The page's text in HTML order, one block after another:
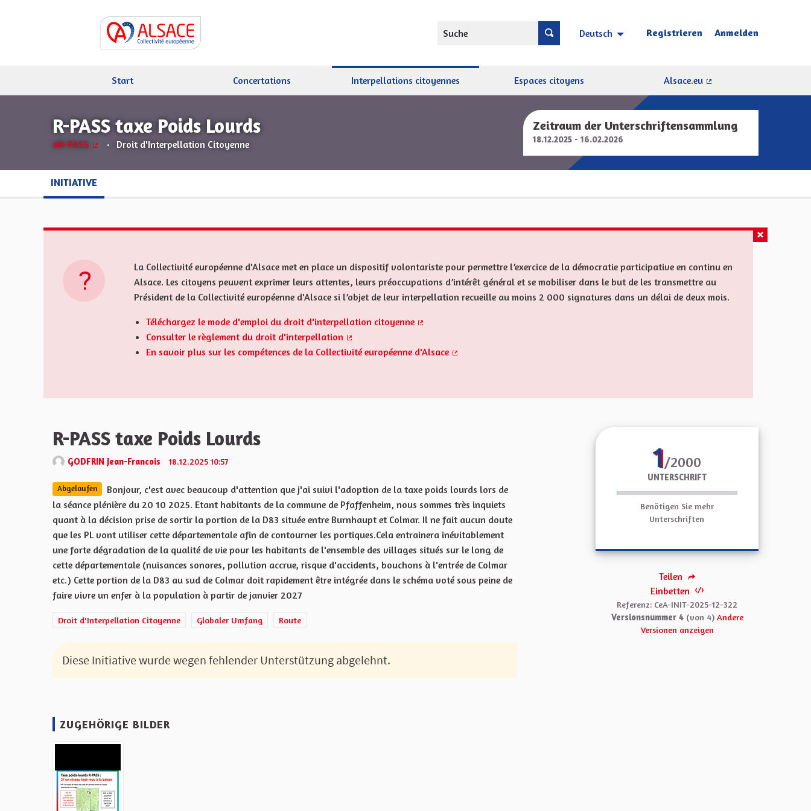
Suche Deutsch Choisir la langue Sprache wählen
Registrieren Anmelden
Start Concertations Interpellations citoyennes Espaces citoyens
Alsace.eu
R-PASS taxe Poids Lourds
#R-PASS
Droit d'Interpellation Citoyenne
Zeitraum der Unterschriftensammlung
18.12.2025 - 16.02.2026
INITIATIVE
La Collectivité européenne d'Alsace met en place un dispositif volontariste pour permettre l’exercice de la démocratie participative en continu en
Alsace. Les citoyens peuvent exprimer leurs attentes, leurs préoccupations d’intérêt général et se mobiliser dans le but de les transmettre au
Président de la Collectivité européenne d'Alsace si l’objet de leur interpellation recueille au moins 2 000 signatures dans un délai de deux mois.
Téléchargez le mode d'emploi du droit d'interpellation citoyenne
Consulter le règlement du droit d'interpellation
(Externer Link)
En savoir plus sur les compétences de la Collectivité européenne d'Alsace
1/2000
UNTERSCHRIFT
Benötigen Sie mehr
Unterschriften
Teilen
Einbetten
Referenz: CeA-INIT-2025-12-322
Versionsnummer 4(von 4) Andere
Versionen anzeigen
R-PASS taxe Poids Lourds
GODFRIN Jean-Francois 18.12.2025 10:57
Abgelaufen
Bonjour, c'est avec beaucoup d'attention que j'ai suivi l'adoption de la taxe poids lourds lors de
la séance plénière du 20 10 2025. Etant habitants de la commune de Pfaffenheim, nous sommes très inquiets
quant à la décision prise de sortir la portion de la D83 située entre Burnhaupt et Colmar. Il ne fait aucun doute
que les PL vont utiliser cette départementale afin de contourner les portiques.Cela entrainera inévitablement
une forte dégradation de la qualité de vie pour les habitants de l'ensemble des villages situés sur le long de
cette départementale (nuisances sonores, pollution accrue, risque d'accidents, bouchons à l'entrée de Colmar
etc.) Cette portion de la D83 au sud de Colmar doit rapidement être intégrée dans le schéma voté sous peine de
faire vivre un enfer à la population à partir de janvier 2027
Droit d'Interpellation Citoyenne Globaler Umfang Route
Diese Initiative wurde wegen fehlender Unterstützung abgelehnt.
ZUGEHÖRIGE BILDER